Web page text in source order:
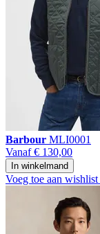
Barbour MLI0001
Vanaf € 130,00
In winkelmand
Voeg toe aan wishlist